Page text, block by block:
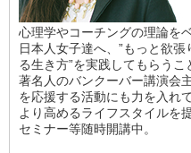
心理学やコーチングの理論を
日本人女子達へ、”もっと欲
る生き方”を実践してもらうこ
著名人のバンクーバー講演会
を応援する活動にも力を入れ
より高めるライフスタイルを
セミナー等随時開講中。